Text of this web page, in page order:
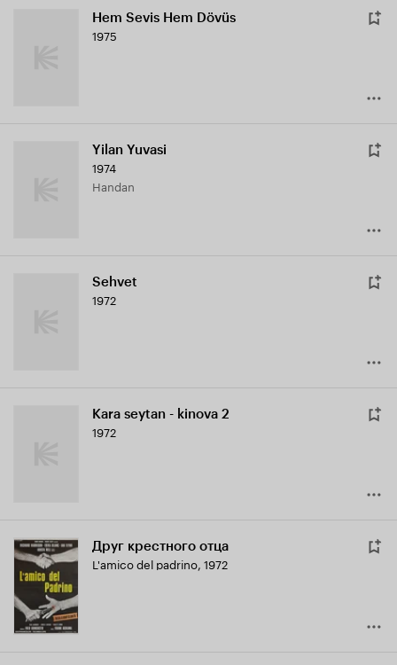
Hem Sevis Hem Dövüs
1975
Yilan Yuvasi
1974
Handan
Sehvet
1972
Kara seytan - kinova 2
1972
Друг крестного отца
L'amico del padrino, 1972